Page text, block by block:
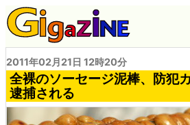
2011年02月21日 12時20分
全裸のソーセージ泥棒、防犯
逮捕される